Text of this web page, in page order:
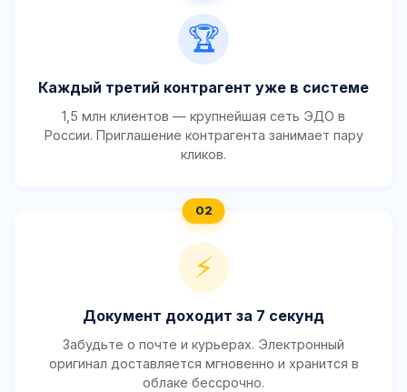
🏆
Каждый третий контрагент уже в системе
1,5 млн клиентов — крупнейшая сеть ЭДО в
России. Приглашение контрагента занимает пару
кликов.
⚡
Документ доходит за 7 секунд
Забудьте о почте и курьерах. Электронный
оригинал доставляется мгновенно и хранится в
облаке бессрочно.